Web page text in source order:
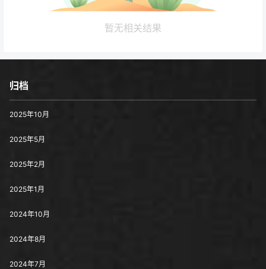
暂无相关结果
归档
2025年10月
2025年5月
2025年2月
2025年1月
2024年10月
2024年8月
2024年7月